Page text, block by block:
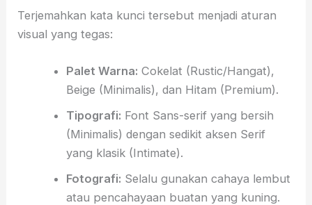
Terjemahkan kata kunci tersebut menjadi aturan
visual yang tegas:
Palet Warna: Cokelat (Rustic/Hangat),
Beige (Minimalis), dan Hitam (Premium).
Tipografi: Font Sans-serif yang bersih
(Minimalis) dengan sedikit aksen Serif
yang klasik (Intimate).
Fotografi: Selalu gunakan cahaya lembut
atau pencahayaan buatan yang kuning.